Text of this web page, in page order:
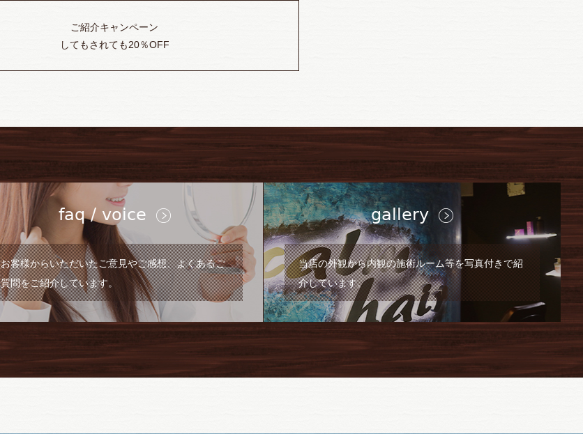
ご紹介キャンペーン
してもされても20％OFF
link
faq / voice
お客様からいただいたご意見やご感想、よくあるご
質問をご紹介しています。
link
gallery
当店の外観から内観の施術ルーム等を写真付きで紹
介しています。